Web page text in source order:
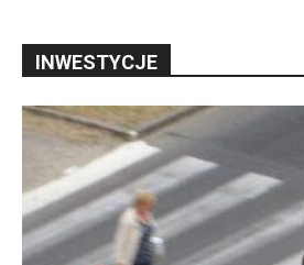
INWESTYCJE